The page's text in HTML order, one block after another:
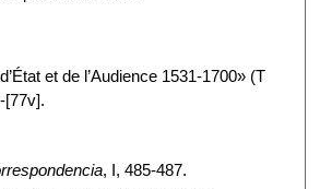
et de l’Audience 1531-1700» (T
[77v].
, I, 485-487.